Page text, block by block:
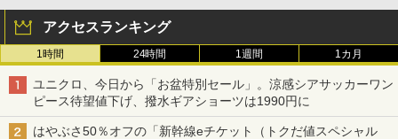
アクセスランキング
1時間 24時間 1週間 1カ月
ユニクロ、今日から「お盆特別セール」。涼感シアサッカーワン
ピース待望値下げ、撥水ギアショーツは1990円に
はやぶさ50％オフの「新幹線eチケット（トクだ値スペシャル